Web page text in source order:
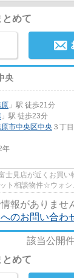
めて
央
」駅 徒歩21分
」駅 徒歩23分
市中央区中央 ３丁目
年
士見店が近くお買
ト相談物件☆ウォ
報がありませ
のお問い合わ
該当公開
めて